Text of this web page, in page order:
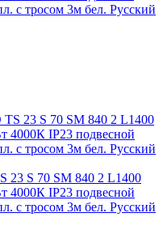
с тросом 3м бел. Русский
23 S 70 SM 840 2 L1400
4000К IP23 подвесной
с тросом 3м бел. Русский